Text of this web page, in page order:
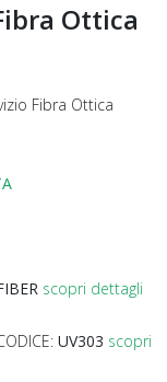
Ottica
Fibra Ottica
scopri dettagli
UV303 scopri